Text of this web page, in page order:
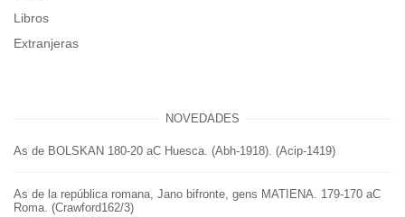
Libros
Extranjeras
NOVEDADES
As de BOLSKAN 180-20 aC Huesca. (Abh-1918). (Acip-1419)
As de la república romana, Jano bifronte, gens MATIENA. 179-170 aC
Roma. (Crawford162/3)